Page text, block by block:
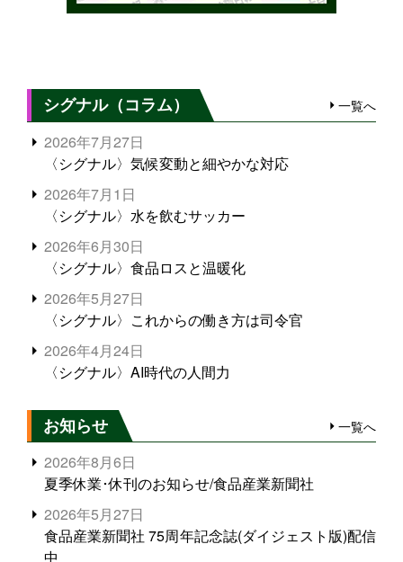
シグナル（コラム） 一覧へ
2026年7月27日
〈シグナル〉気候変動と細やかな対応
2026年7月1日
〈シグナル〉水を飲むサッカー
2026年6月30日
〈シグナル〉食品ロスと温暖化
2026年5月27日
〈シグナル〉これからの働き方は司令官
2026年4月24日
〈シグナル〉AI時代の人間力
お知らせ 一覧へ
2026年8月6日
夏季休業･休刊のお知らせ/食品産業新聞社
2026年5月27日
食品産業新聞社 75周年記念誌(ダイジェスト版)配信
中